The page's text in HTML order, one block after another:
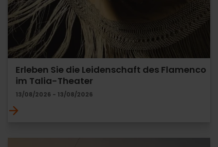
Erleben Sie die Leidenschaft des Flamenco
im Talia-Theater
13/08/2026 - 13/08/2026